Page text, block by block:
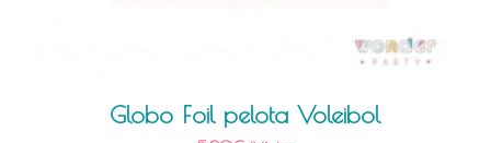
Globo Foil pelota Voleibol